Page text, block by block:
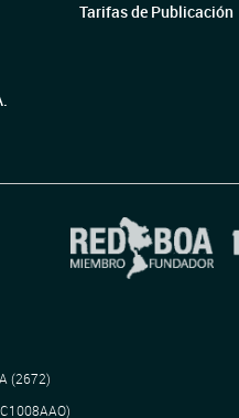
Tarifas de Publicación
(2672)